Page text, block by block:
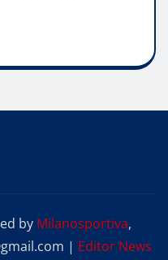
by Milanosportiva,
| Editor News